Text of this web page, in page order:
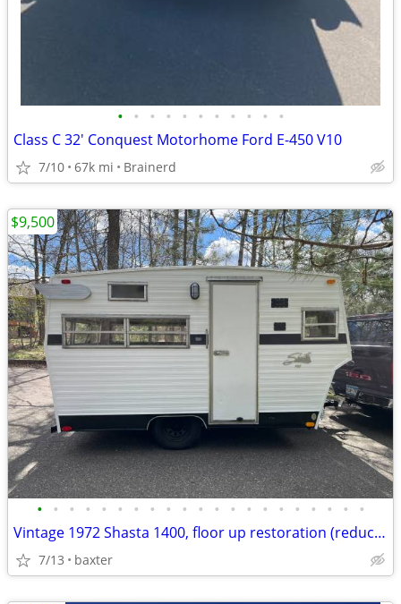
• • • • • • • • • • •
Class C 32' Conquest Motorhome Ford E-450 V10
7/10 67k mi Brainerd
• • • • • • • • • • • • • • • • • • • • •
Vintage 1972 Shasta 1400, floor up restoration (reduced)
7/13 baxter
$9,500